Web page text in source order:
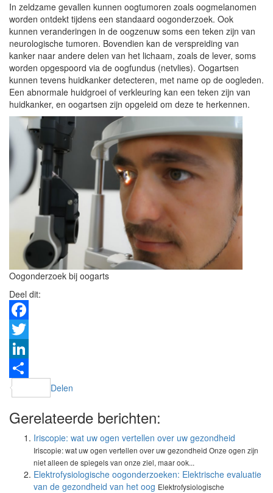
In zeldzame gevallen kunnen oogtumoren zoals oogmelanomen
worden ontdekt tijdens een standaard oogonderzoek. Ook
kunnen veranderingen in de oogzenuw soms een teken zijn van
neurologische tumoren. Bovendien kan de verspreiding van
kanker naar andere delen van het lichaam, zoals de lever, soms
worden opgespoord via de oogfundus (netvlies). Oogartsen
kunnen tevens huidkanker detecteren, met name op de oogleden.
Een abnormale huidgroei of verkleuring kan een teken zijn van
huidkanker, en oogartsen zijn opgeleid om deze te herkennen.
Oogonderzoek bij oogarts
Deel dit:
Facebook
Twitter
LinkedIn
Delen
Gerelateerde berichten:
Iriscopie: wat uw ogen vertellen over uw gezondheid
Iriscopie: wat uw ogen vertellen over uw gezondheid Onze ogen zijn
niet alleen de spiegels van onze ziel, maar ook...
Elektrofysiologische oogonderzoeken: Elektrische evaluatie
van de gezondheid van het oog Elektrofysiologische